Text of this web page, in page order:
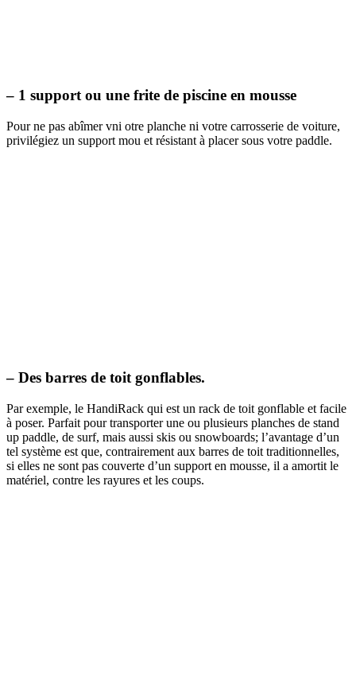
– 1 support ou une frite de piscine en mousse
Pour ne pas abîmer vni otre planche ni votre carrosserie de voiture,
privilégiez un support mou et résistant à placer sous votre paddle.
– Des barres de toit gonflables.
Par exemple, le HandiRack qui est un rack de toit gonflable et facile
à poser. Parfait pour transporter une ou plusieurs planches de stand
up paddle, de surf, mais aussi skis ou snowboards; l’avantage d’un
tel système est que, contrairement aux barres de toit traditionnelles,
si elles ne sont pas couverte d’un support en mousse, il a amortit le
matériel, contre les rayures et les coups.